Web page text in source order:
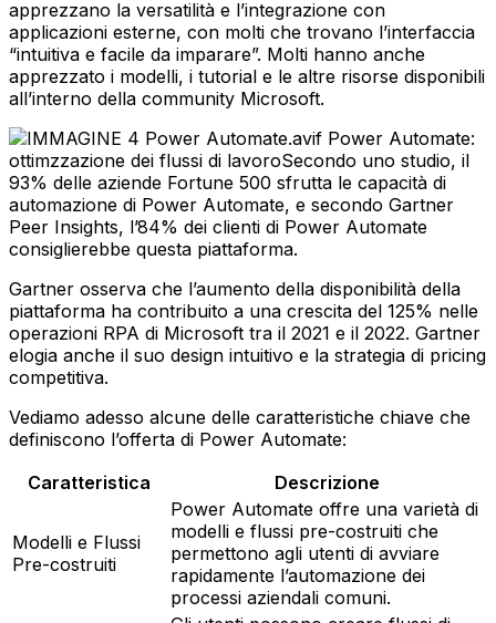
apprezzano la versatilità e l’integrazione con
applicazioni esterne, con molti che trovano l’interfaccia
“intuitiva e facile da imparare”. Molti hanno anche
apprezzato i modelli, i tutorial e le altre risorse disponibili
all’interno della community Microsoft.
Power Automate:
ottimzzazione dei flussi di lavoroSecondo uno studio, il
93% delle aziende Fortune 500 sfrutta le capacità di
automazione di Power Automate, e secondo Gartner
Peer Insights, l’84% dei clienti di Power Automate
consiglierebbe questa piattaforma.
Gartner osserva che l’aumento della disponibilità della
piattaforma ha contribuito a una crescita del 125% nelle
operazioni RPA di Microsoft tra il 2021 e il 2022. Gartner
elogia anche il suo design intuitivo e la strategia di pricing
competitiva.
Vediamo adesso alcune delle caratteristiche chiave che
definiscono l’offerta di Power Automate:
Caratteristica
Descrizione
Modelli e Flussi
Pre-costruiti
Power Automate offre una varietà di
modelli e flussi pre-costruiti che
permettono agli utenti di avviare
rapidamente l’automazione dei
processi aziendali comuni.